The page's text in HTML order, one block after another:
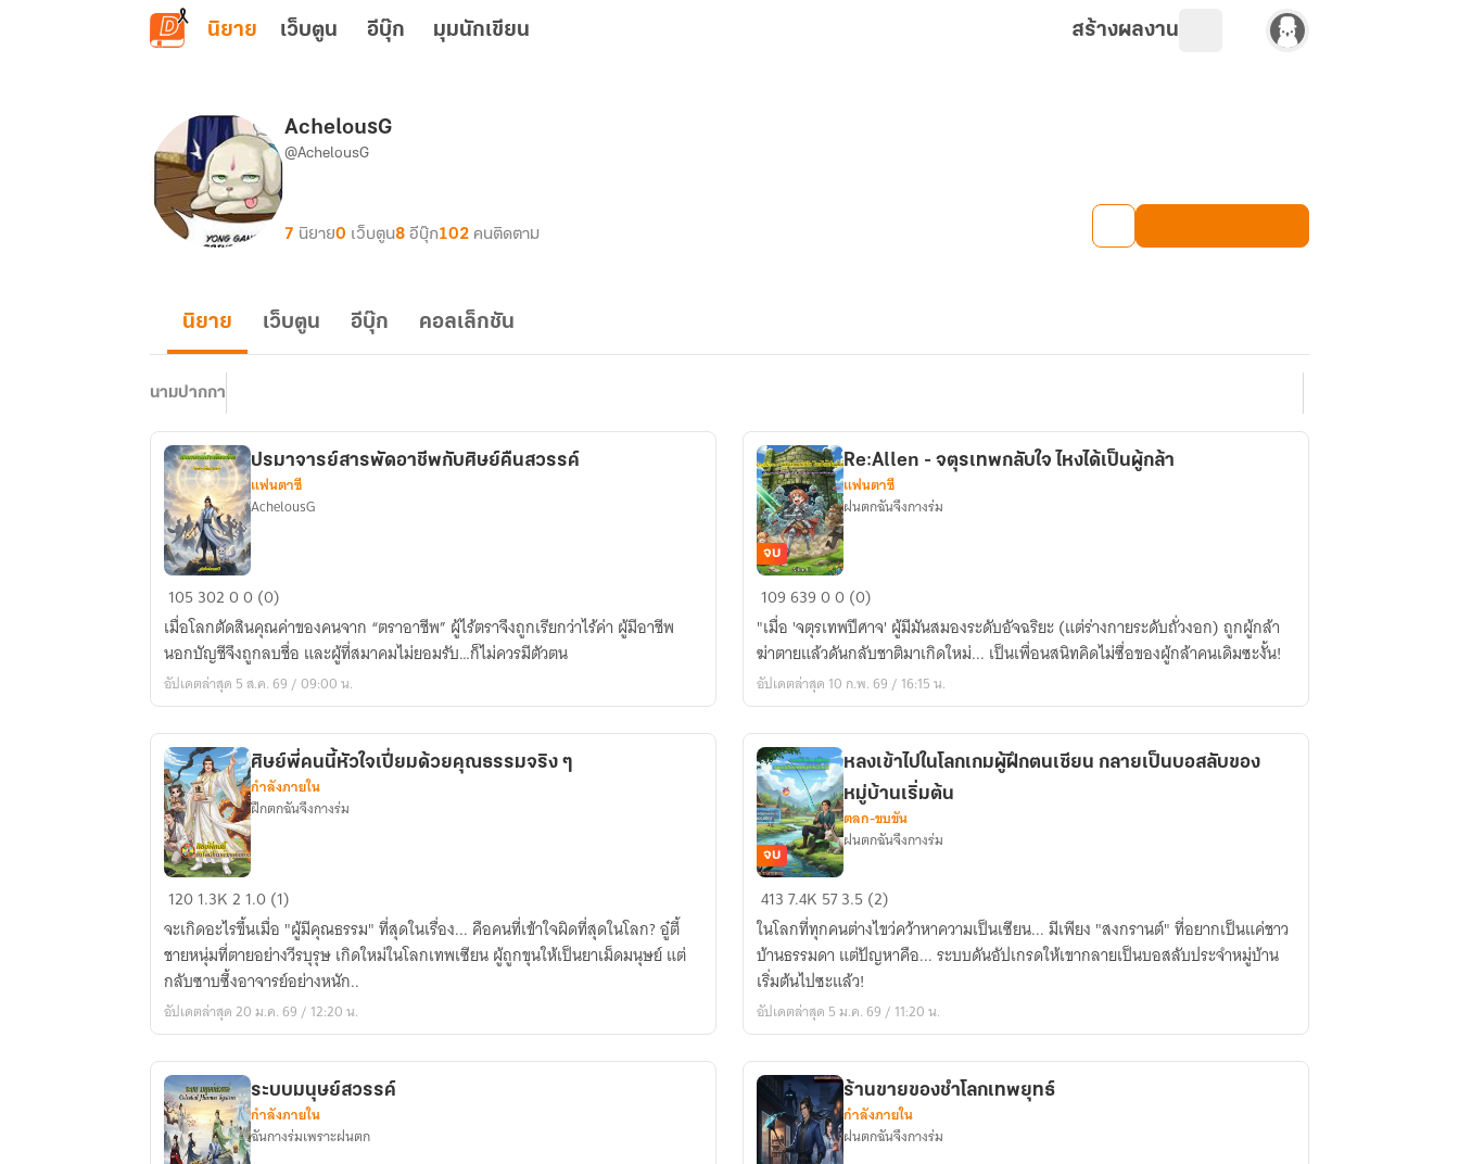
ข้ามไปยังเนื้อหาหลัก
นิยาย เว็บตูน อีบุ๊ก มุมนักเขียน สร้างผลงาน
AchelousG
@AchelousG
7 นิยาย0 เว็บตูน8 อีบุ๊ก102 คนติดตาม
นิยาย เว็บตูน อีบุ๊ก คอลเล็กชัน
นามปากกา
ปรมาจารย์
สารพัด
อาชีพ
กับ
ศิษย์
สวรรค์
ปรมาจารย์สารพัดอาชีพกับศิษย์คืนสวรรค์
แฟนตาซี
AchelousG
105 30200 (0)
เมื่อโลกตัดสินคุณค่าของคนจาก “ตราอาชีพ” ผู้ไร้ตราจึงถูกเรียกว่าไร้ค่า ผู้มีอาชีพ
นอกบัญชีจึงถูกลบชื่อ และผู้ที่สมาคมไม่ยอมรับ…ก็ไม่ควรมีตัวตน
อัปเดตล่าสุด 5 ส.ค. 69 / 09:00 น.
Re:Allen
จตุร
เทพ
กลับ
ไหง
ได้
เป็น
ผู้
กล้า
จบ
Re:Allen - จตุรเทพกลับใจ ไหงได้เป็นผู้กล้า
แฟนตาซี
ฝนตกฉันจึงกางร่ม
10963900 (0)
"เมื่อ 'จตุรเทพปีศาจ' ผู้มีมันสมองระดับอัจฉริยะ (แต่ร่างกายระดับถั่วงอก) ถูกผู้กล้า
ฆ่าตายแล้วดันกลับชาติมาเกิดใหม่... เป็นเพื่อนสนิทคิดไม่ซื่อของผู้กล้าคนเดิมซะงั้น!
อัปเดตล่าสุด 10 ก.พ. 69 / 16:15 น.
ศิษย์
คน
นี้
หัวใจ
เปี่ยม
คุณธรรม
จริง
ๆ
ศิษย์พี่คนนี้หัวใจเปี่ยมด้วยคุณธรรมจริง ๆ
กำลังภายใน
ฝึกตกฉันจึงกางร่ม
1201.3K2 1.0 (1)
จะเกิดอะไรขึ้นเมื่อ "ผู้มีคุณธรรม" ที่สุดในเรื่อง... คือคนที่เข้าใจผิดที่สุดในโลก? อู๋ตี้
ชายหนุ่มที่ตายอย่างวีรบุรุษ เกิดใหม่ในโลกเทพเซียน ผู้ถูกขุนให้เป็นยาเม็ดมนุษย์ แต่
กลับซาบซึ้งอาจารย์อย่างหนัก..
อัปเดตล่าสุด 20 ม.ค. 69 / 12:20 น.
หลง
เข้าไป
ใน
โลก
เกม
ผู้
ตน
เซียน
กลาย
เป็น
จบ
หลงเข้าไปในโลกเกมผู้ฝึกตนเซียน กลายเป็นบอสลับของ
หมู่บ้านเริ่มต้น
ตลก-ขบขัน
ฝนตกฉันจึงกางร่ม
4137.4K 573.5 (2)
ในโลกที่ทุกคนต่างไขว่คว้าหาความเป็นเซียน... มีเพียง "สงกรานต์" ที่อยากเป็นแค่ชาว
บ้านธรรมดา แต่ปัญหาคือ... ระบบดันอัปเกรดให้เขากลายเป็นบอสลับประจำหมู่บ้าน
เริ่มต้นไปซะแล้ว!
อัปเดตล่าสุด 5 ม.ค. 69 / 11:20 น.
ระบบมนุษย์สวรรค์
กำลังภายใน
ฉันกางร่มเพราะฝนตก
ร้านขายของชำโลกเทพยุทธ์
กำลังภายใน
ฝนตกฉันจึงกางร่ม